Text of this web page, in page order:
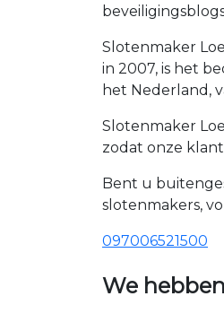
Slotenmaker
in 2007, is het
het Nederland,
Slotenmaker
zodat onze
Bent u
slotenmakers,
097006521500
We